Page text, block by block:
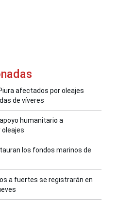
afectados por oleajes
de víveres
humanitario a
los fondos marinos de
a fuertes se registrarán en